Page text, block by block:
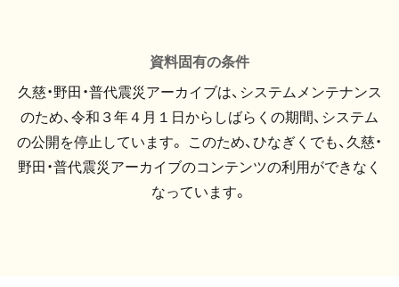
資料固有の条件
久慈・野田・普代震災アーカイブは、システムメンテナンス
のため、令和３年４月１日からしばらくの期間、システム
の公開を停止しています。 このため、ひなぎくでも、久慈・
野田・普代震災アーカイブのコンテンツの利用ができなく
なっています。